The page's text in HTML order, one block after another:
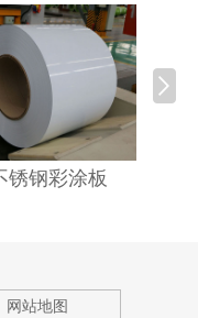
锈钢彩涂板
网站地图